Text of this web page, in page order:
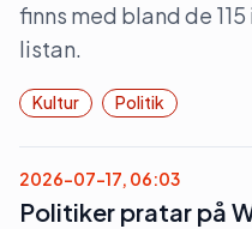
finns med bland de
listan.
Kultur Politik
2026-07-17, 06:03
Politiker pratar på